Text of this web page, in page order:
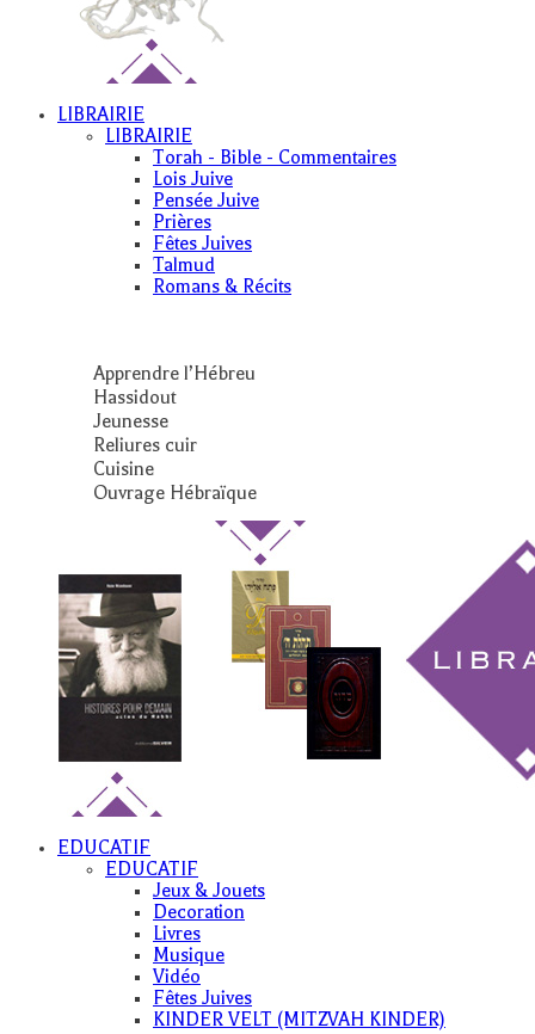
LIBRAIRIE
LIBRAIRIE
Torah - Bible - Commentaires
Lois Juive
Pensée Juive
Prières
Fêtes Juives
Talmud
Romans & Récits
Apprendre l’Hébreu
Hassidout
Jeunesse
Reliures cuir
Cuisine
Ouvrage Hébraïque
EDUCATIF
EDUCATIF
Jeux & Jouets
Decoration
Livres
Musique
Vidéo
Fêtes Juives
KINDER VELT (MITZVAH KINDER)